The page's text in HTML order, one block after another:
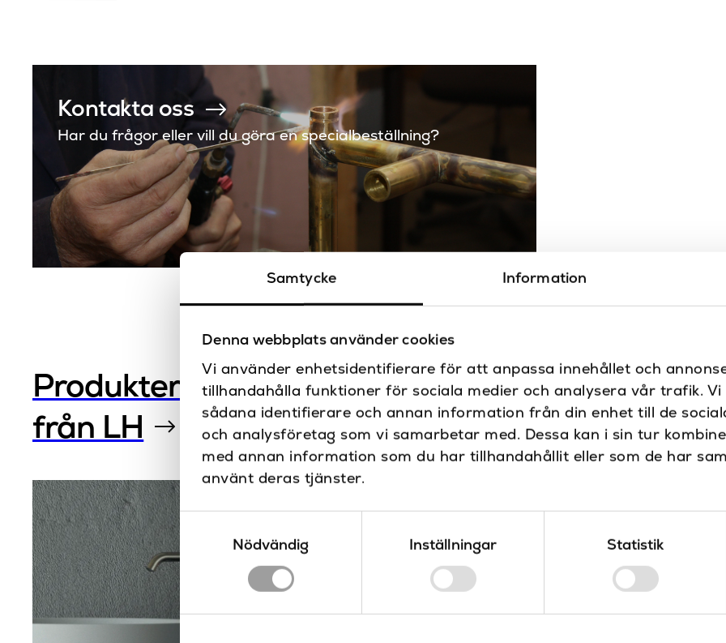
Samtycke Information
Denna webbplats använder cookies
Vi använder enhetsidentifierare för att anpassa innehållet och
tillhandahålla funktioner för sociala medier och analysera vår trafik.
sådana identifierare och annan information från din enhet till de
och analysföretag som vi samarbetar med. Dessa kan i sin tur
med annan information som du har tillhandahållit eller som de har
använt deras tjänster.
Samtyckesval
Nödvändig
Inställningar Statistik
Kontakta oss
Har du frågor eller vill du göra en specialbeställning?
Produkter
från LH